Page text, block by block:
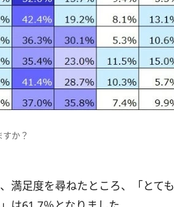
か？
満足度を尋ねたところ、「とても